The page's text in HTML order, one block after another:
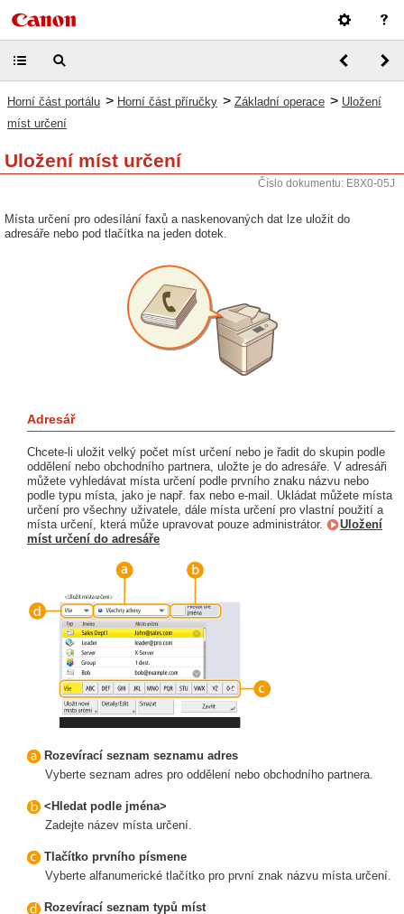
Horní část portálu > Horní část příručky > Základní operace > Uložení
míst určení
Uložení míst určení
Číslo dokumentu: E8X0-05J
Místa určení pro odesílání faxů a naskenovaných dat lze uložit do
adresáře nebo pod tlačítka na jeden dotek.
Adresář
Chcete-li uložit velký počet míst určení nebo je řadit do skupin podle
oddělení nebo obchodního partnera, uložte je do adresáře. V adresáři
můžete vyhledávat místa určení podle prvního znaku názvu nebo
podle typu místa, jako je např. fax nebo e-mail. Ukládat můžete místa
určení pro všechny uživatele, dále místa určení pro vlastní použití a
místa určení, která může upravovat pouze administrátor.
Uložení
míst určení do adresáře
Rozevírací seznam seznamu adres
Vyberte seznam adres pro oddělení nebo obchodního partnera.
<Hledat podle jména>
Zadejte název místa určení.
Tlačítko prvního písmene
Vyberte alfanumerické tlačítko pro první znak názvu místa určení.
Rozevírací seznam typů míst